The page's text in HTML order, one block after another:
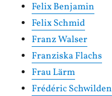
Felix Benjamin
Felix Schmid
Franz Walser
Franziska Flachs
Frau Lärm
Frédéric Schwilden